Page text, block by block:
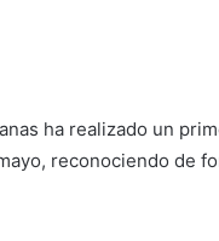
ha realizado un
reconociendo de